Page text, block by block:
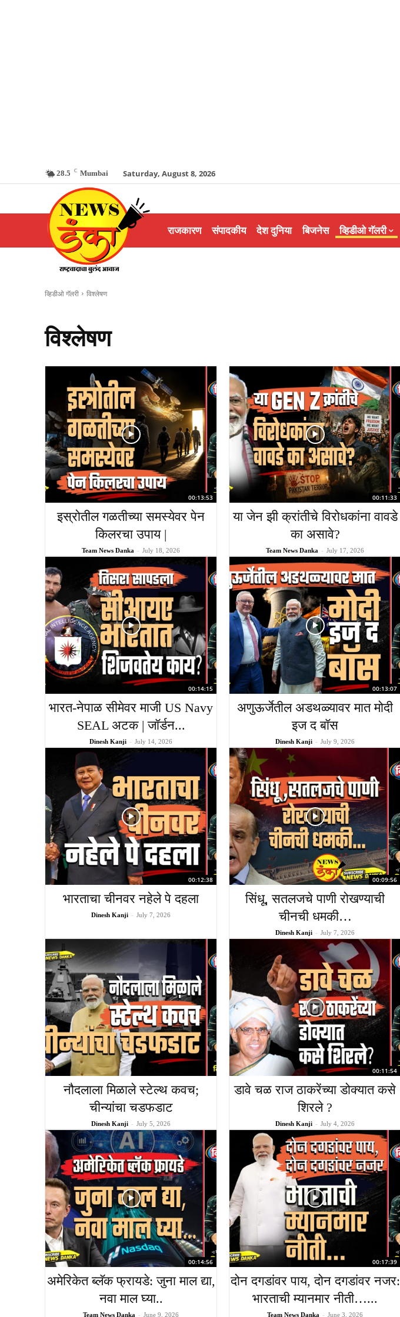
28.5 C Mumbai Saturday, August 8, 2026
राजकारण संपादकीय देश दुनिया बिजनेस व्हिडीओ गॅलरी
व्हिडीओ गॅलरी विश्लेषण
विश्लेषण
00:13:53
इस्रोतील गळतीच्या समस्येवर पेन
किलरचा उपाय |
Team News Danka - July 18, 2026
00:11:33
या जेन झी क्रांतीचे विरोधकांना वावडे
का असावे?
Team News Danka - July 17, 2026
00:14:15
भारत-नेपाळ सीमेवर माजी US Navy
SEAL अटक | जॉर्डन...
Dinesh Kanji - July 14, 2026
00:13:07
अणुऊर्जेतील अडथळ्यावर मात मोदी
इज द बॉस
Dinesh Kanji - July 9, 2026
00:12:38
भारताचा चीनवर नहेले पे दहला
Dinesh Kanji - July 7, 2026
00:09:56
सिंधू, सतलजचे पाणी रोखण्याची
चीनची धमकी…
Dinesh Kanji - July 7, 2026
नौदलाला मिळाले स्टेल्थ कवच;
चीन्यांचा चडफडाट
Dinesh Kanji - July 5, 2026
00:11:54
डावे चळ राज ठाकरेंच्या डोक्यात कसे
शिरले ?
Dinesh Kanji - July 4, 2026
00:14:56
अमेरिकेत ब्लॅक फ्रायडे: जुना माल द्या,
नवा माल घ्या..
Team News Danka - June 9, 2026
00:17:39
दोन दगडांवर पाय, दोन दगडांवर नजर:
भारताची म्यानमार नीती…...
Team News Danka - June 3, 2026